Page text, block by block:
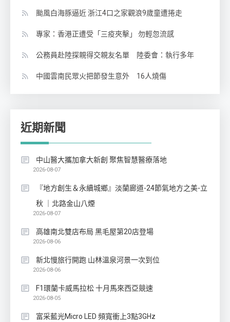
颱風白海豚逼近 浙江4口之家觀浪9歲童遭捲走
專家：香港正遭受「三疫夾擊」 勿輕忽流感
公務員赴陸探親得交親友名單 陸委會：執行多年
中國雲南民眾火把節發生意外 16人燒傷
近期新聞
中山醫大攜加拿大新創 聚焦智慧醫療落地
2026-08-07
『地方創生＆永續城鄉』淡蘭廊道-24節氣地方之美-立
秋 ｜北路金山八煙
2026-08-07
高雄南北雙店布局 黑毛屋第20店登場
2026-08-06
新北慢旅行開跑 山林溫泉河景一次到位
2026-08-06
F1環蘭卡威馬拉松 十月馬來西亞競速
2026-08-05
富采藍光Micro LED 頻寬衝上3點3GHz